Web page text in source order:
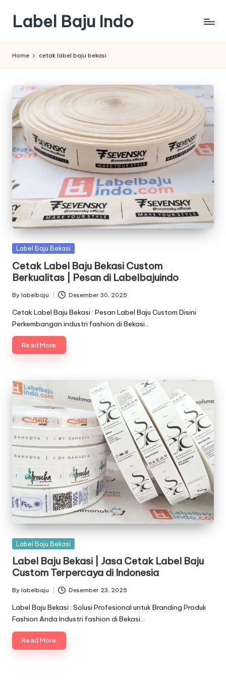
content
Label Baju Indo
Home cetak label baju bekasi
Posted
Label Baju Bekasi
Cetak Label Baju Bekasi Custom
Berkualitas | Pesan di Labelbajuindo
Posted
by
By labelbaju Desember 30, 2025
Cetak Label Baju Bekasi : Pesan Label Baju Custom Disini
Perkembangan industri fashion di Bekasi…
Read More
Posted
Label Baju Bekasi
Label Baju Bekasi | Jasa Cetak Label Baju
Custom Terpercaya di Indonesia
Posted
by
By labelbaju Desember 23, 2025
Label Baju Bekasi : Solusi Profesional untuk Branding Produk
Fashion Anda Industri fashion di Bekasi…
Read More